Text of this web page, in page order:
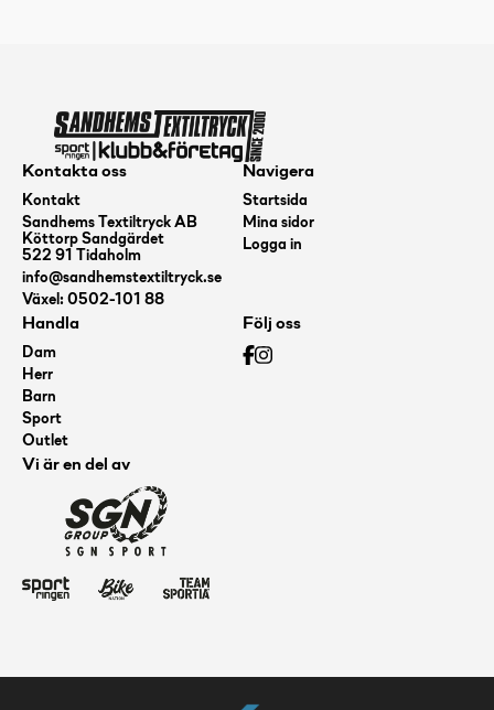
Kontakta oss
Kontakt
Sandhems Textiltryck AB
Köttorp Sandgärdet
522 91 Tidaholm
info@sandhemstextiltryck.se
Växel: 0502-101 88
Navigera
Startsida
Mina sidor
Logga in
Handla
Dam
Herr
Barn
Sport
Outlet
Följ oss
Vi är en del av